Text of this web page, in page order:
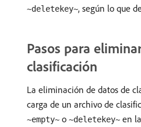
~deletekey~, según lo que
Pasos para
clasificación
La eliminación de datos de
carga de un archivo de
~empty~ o ~deletekey~ en